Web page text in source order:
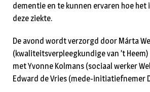
dementie en te kunnen ervaren hoe het
deze ziekte.
De avond wordt verzorgd door Márta
(kwaliteitsverpleegkundige van ’t
met Yvonne Kolmans (sociaal werker
Edward de Vries (mede-initiatiefnemer